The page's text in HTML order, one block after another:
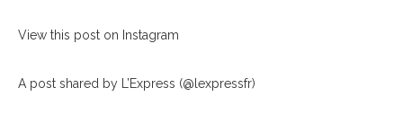
View this post on Instagram
A post shared by L’Express (@lexpressfr)